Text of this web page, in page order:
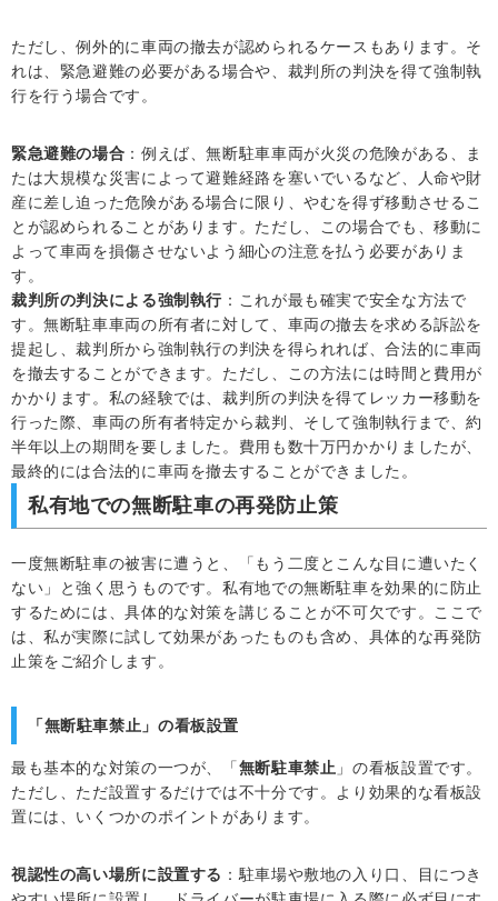
ただし、例外的に車両の撤去が認められるケースもあります。そ
れは、緊急避難の必要がある場合や、裁判所の判決を得て強制執
行を行う場合です。
緊急避難の場合 ：例えば、無断駐車車両が火災の危険がある、ま
たは大規模な災害によって避難経路を塞いでいるなど、人命や財
産に差し迫った危険がある場合に限り、やむを得ず移動させるこ
とが認められることがあります。ただし、この場合でも、移動に
よって車両を損傷させないよう細心の注意を払う必要がありま
す。
裁判所の判決による強制執行 ：これが最も確実で安全な方法で
す。無断駐車車両の所有者に対して、車両の撤去を求める訴訟を
提起し、裁判所から強制執行の判決を得られれば、合法的に車両
を撤去することができます。ただし、この方法には時間と費用が
かかります。私の経験では、裁判所の判決を得てレッカー移動を
行った際、車両の所有者特定から裁判、そして強制執行まで、約
半年以上の期間を要しました。費用も数十万円かかりましたが、
最終的には合法的に車両を撤去することができました。
私有地での無断駐車の再発防止策
一度無断駐車の被害に遭うと、「もう二度とこんな目に遭いたく
ない」と強く思うものです。私有地での無断駐車を効果的に防止
するためには、具体的な対策を講じることが不可欠です。ここで
は、私が実際に試して効果があったものも含め、具体的な再発防
止策をご紹介します。
「無断駐車禁止」の看板設置
最も基本的な対策の一つが、「無断駐車禁止 」の看板設置です。
ただし、ただ設置するだけでは不十分です。より効果的な看板設
置には、いくつかのポイントがあります。
視認性の高い場所に設置する ：駐車場や敷地の入り口、目につき